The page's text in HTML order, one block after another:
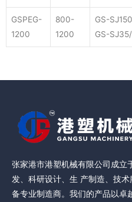
GSPEG-
1200
800-
1200
GS-
GS-
张家港市港塑机械有限公司成
发、科研设计、生 产制造、技
备专业制造商。我们的产品以卓